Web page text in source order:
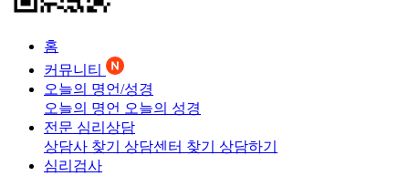
홈
커뮤니티
오늘의 명언/성경
오늘의 명언 오늘의 성경
전문 심리상담
상담사 찾기 상담센터 찾기 상담하기
심리검사